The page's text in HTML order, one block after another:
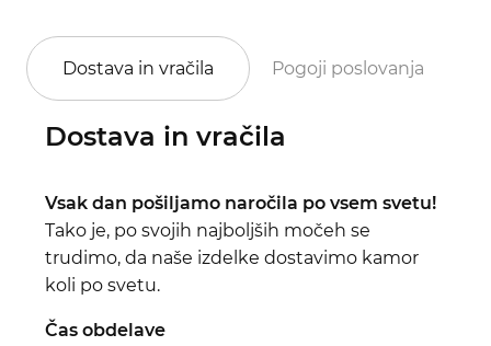
Dostava in vračila Pogoji poslovanja
Dostava in vračila
Vsak dan pošiljamo naročila po vsem svetu!
Tako je, po svojih najboljših močeh se
trudimo, da naše izdelke dostavimo kamor
koli po svetu.
Čas obdelave